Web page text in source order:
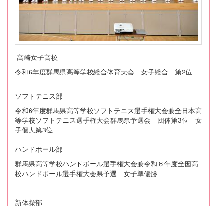
高崎女子高校
令和6年度群馬県高等学校総合体育大会 女子総合 第2位
ソフトテニス部
令和6年度群馬県高等学校ソフトテニス選手権大会兼全日本高
等学校ソフトテニス選手権大会群馬県予選会 団体第3位 女
子個人第3位
ハンドボール部
群馬県高等学校ハンドボール選手権大会兼令和６年度全国高
校ハンドボール選手権大会県予選 女子準優勝
新体操部